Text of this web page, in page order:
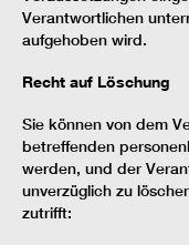
Verantwortlichen
aufgehoben wird.
Recht auf Löschung
Sie können von dem
betreffenden
werden, und der
unverzüglich zu
zutrifft: